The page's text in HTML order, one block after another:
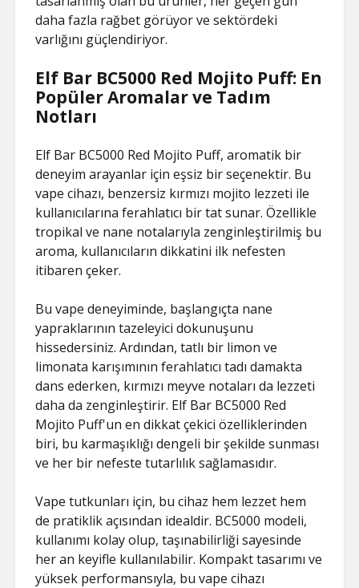
daha fazla rağbet görüyor ve sektördeki
varlığını güçlendiriyor.
Elf Bar BC5000 Red Mojito Puff: En
Popüler Aromalar ve Tadım
Notları
Elf Bar BC5000 Red Mojito Puff, aromatik bir
deneyim arayanlar için eşsiz bir seçenektir. Bu
vape cihazı, benzersiz kırmızı mojito lezzeti ile
kullanıcılarına ferahlatıcı bir tat sunar. Özellikle
tropikal ve nane notalarıyla zenginleştirilmiş bu
aroma, kullanıcıların dikkatini ilk nefesten
itibaren çeker.
Bu vape deneyiminde, başlangıçta nane
yapraklarının tazeleyici dokunuşunu
hissedersiniz. Ardından, tatlı bir limon ve
limonata karışımının ferahlatıcı tadı damakta
dans ederken, kırmızı meyve notaları da lezzeti
daha da zenginleştirir. Elf Bar BC5000 Red
Mojito Puff'un en dikkat çekici özelliklerinden
biri, bu karmaşıklığı dengeli bir şekilde sunması
ve her bir nefeste tutarlılık sağlamasıdır.
Vape tutkunları için, bu cihaz hem lezzet hem
de pratiklik açısından idealdir. BC5000 modeli,
kullanımı kolay olup, taşınabilirliği sayesinde
her an keyifle kullanılabilir. Kompakt tasarımı ve
yüksek performansıyla, bu vape cihazı